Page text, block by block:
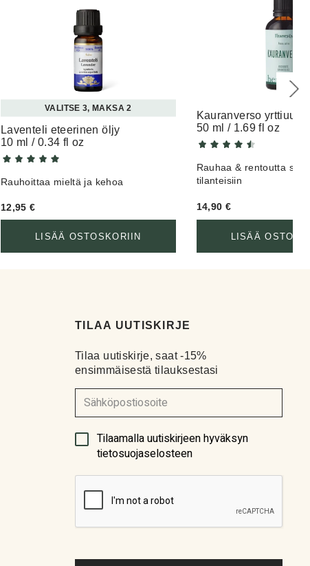
12.11.2022
22.10.2022
VALITSE 3, MAKSA 2
Laventeli eteerinen öljy
10 ml / 0.34 fl oz
Rauhoittaa mieltä ja kehoa
12,95€
LISÄÄ OSTOSKORIIN
Kauranverso yrttiuute
50 ml / 1.69 fl oz
Rauhaa & rentoutta
tilanteisiin
14,90 €
LISÄÄ
TILAA UUTISKIRJE
Tilaa uutiskirje, saat -15%
ensimmäisestä tilauksestasi
(Pakollinen)
Tilaamalla uutiskirjeen hyväksyn
tietosuojaselosteen